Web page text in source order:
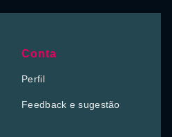
Conta
Perfil
Feedback e sugestão